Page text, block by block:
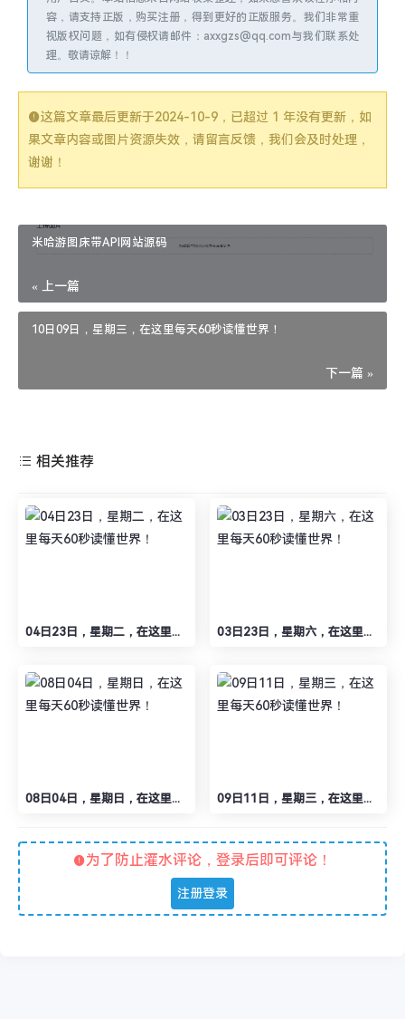
容，请支持正版，购买注册，得到更好的正版服务。我们非常重
视版权问题，如有侵权请邮件：axxgzs@qq.com与我们联系处
理。敬请谅解！！
这篇文章最后更新于2024-10-9 ，已超过 1 年没有更新，如
果文章内容或图片资源失效，请留言反馈，我们会及时处理，
谢谢！
米哈游图床带API网站源码
« 上一篇
10日09日，星期三，在这里每天60秒读懂世界！
下一篇 »
相关推荐
04日23日，星期二，在这里每天60秒读懂世界！ 03日23日，星期六，在这里每天60秒读懂世界！
08日04日，星期日，在这里每天60秒读懂世界！ 09日11日，星期三，在这里每天60秒读懂世界！
为了防止灌水评论，登录后即可评论！
注册登录